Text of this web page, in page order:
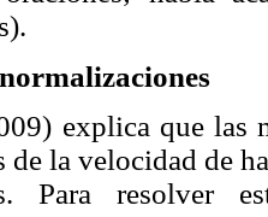
explica que las
de la velocidad de
Para resolver